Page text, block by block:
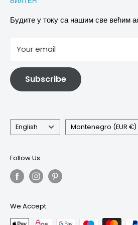
Images & references
Политика отказивања
Услови
Информације о електричној и
Будите у току са нашим све већим
Your email
Subscribe
Language
English Country/region
Montenegro (EUR €)
Follow Us
We Accept